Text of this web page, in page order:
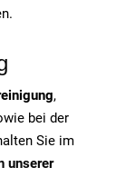
,
bei der
Sie im
unserer